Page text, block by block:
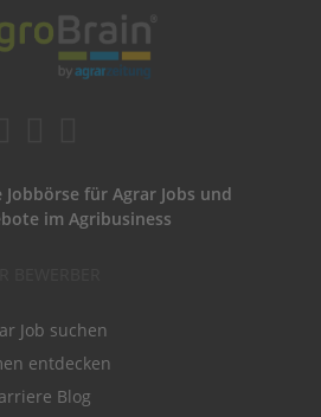
für Agrar Jobs und
im Agribusiness
Job suchen
entdecken
Blog